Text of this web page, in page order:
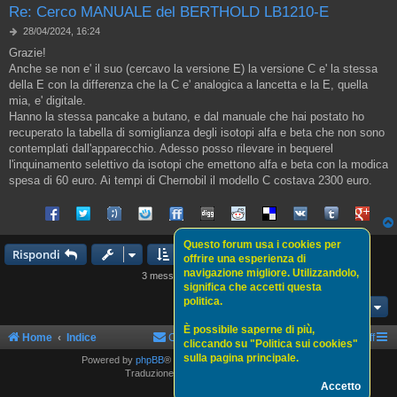
Re: Cerco MANUALE del BERTHOLD LB1210-E
M
s
s
a
g
i
o
28/04/2024, 16:24
Grazie!
Anche se non e' il suo (cercavo la versione E) la versione C e' la stessa
della E con la differenza che la C e' analogica a lancetta e la E, quella
mia, e' digitale.
Hanno la stessa pancake a butano, e dal manuale che hai postato ho
recuperato la tabella di somiglianza degli isotopi alfa e beta che non sono
contemplati dall'apparecchio. Adesso posso rilevare in bequerel
l'inquinamento selettivo da isotopi che emettono alfa e beta con la modica
spesa di 60 euro. Ai tempi di Chernobil il modello C costava 2300 euro.
Share on Facebook
Share on Twitter
Share on Tuenti
Share on Sonico
Share on FriendFeed
Share on Digg
Share on Reddit
Share on Delicious
Share on VK
Share onShare
Rispondi
3 messaggi • Pagina1di1
Questo forum usa i cookies per
offrire una esperienza di
navigazione migliore. Utilizzandolo,
significa che accetti questa
politica.
È possibile saperne di più,
cliccando su "Politica sui cookies"
sulla pagina principale.
Accetto
Home Indice Staff
Politica sui cookies
Contattaci
Powered by phpBB® Forum Software © phpBB Limited
Traduzione Italiana